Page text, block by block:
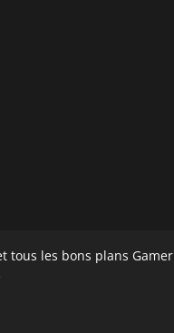
tous les bons plans Gamer